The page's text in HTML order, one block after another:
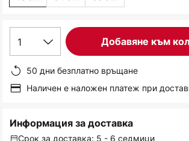
1 Добавяне към
50 дни безплатно връщане
Наличен е наложен платеж при
Информация за доставка
Срок за доставка: 5 - 6 седмици